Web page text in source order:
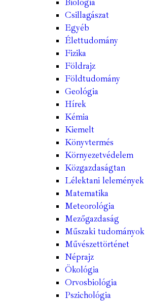
Biológia
Csillagászat
Egyéb
Élettudomány
Fizika
Földrajz
Földtudomány
Geológia
Hírek
Kémia
Kiemelt
Könyvtermés
Környezetvédelem
Közgazdaságtan
Lélektani lelemények
Matematika
Meteorológia
Mezőgazdaság
Műszaki tudományok
Művészettörténet
Néprajz
Ökológia
Orvosbiológia
Pszichológia